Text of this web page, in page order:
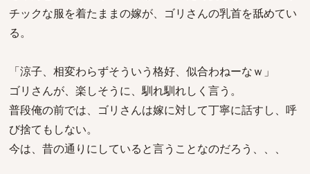
チックな服を着たままの嫁が、ゴリさんの乳首を舐めてい
る。
「涼子、相変わらずそういう格好、似合わねーなｗ」
ゴリさんが、楽しそうに、馴れ馴れしく言う。
普段俺の前では、ゴリさんは嫁に対して丁寧に話すし、呼
び捨てもしない。
今は、昔の通りにしていると言うことなのだろう、、、